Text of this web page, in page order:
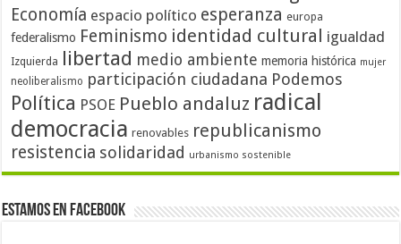
Economía espacio político esperanza europa
federalismo Feminismo identidad cultural igualdad
Izquierda libertad medio ambiente memoria histórica mujer
neoliberalismo participación ciudadana Podemos
Política PSOE Pueblo andaluz radical
democracia renovables republicanismo
resistencia solidaridad urbanismo sostenible
Estamos en Facebook